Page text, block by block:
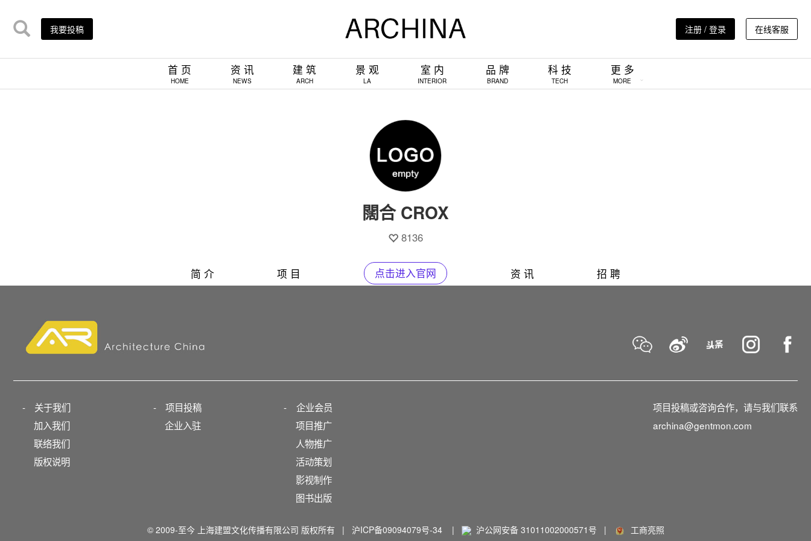
我要投稿 注册 / 登录 在线客服
首 页
HOME
资 讯
NEWS
建 筑
ARCH
景 观
LA
室 内
INTERIOR
品 牌
BRAND
科 技
TECH
更 多
MORE
闊合 CROX
8136
简 介 项 目 点击进入官网 资 讯 招 聘
-
关于我们
加入我们
联络我们
版权说明
-
项目投稿
企业入驻
-
企业会员
项目推广
人物推广
活动策划
影视制作
图书出版
项目投稿或咨询合作，请与我们联系
archina@gentmon.com
© 2009-至今 上海建盟文化传播有限公司 版权所有 | 沪ICP备09094079号-34| 沪公网安备 31011002000571号 | 工商亮照